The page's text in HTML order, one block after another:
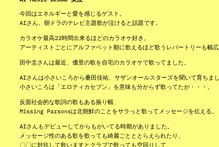
今回はエネルギーと愛を感じるゲスト。
AIさん。朝ドラのテレビ主題歌が泣けると話題です。
カラオケ最高22時間出来るほどのカラオケ好き。
アーティストごとにアルファベット順に歌えるほど歌うレパートリーも幅広
田中圭さんは最近、優里の歌を自宅のカラオケで歌ってました。
AIさんは小さいころから桑田佳祐、サザンオールスターズを聞いて育ちまし
小さいころは「エロティカセブン」を意味も分からず歌ってたが・・・。
反面社会的な歌詞の歌もある振り幅、
Missing Parsonsは北朝鮮のことをサラっと歌ってメッセージを伝える。
AIさんもデビューしてからもがいてる時期がありました。
メッセージ性のある歌を歌っても綺麗ごとととらえられたり、
〇〇に対抗して歌いますとクラブで歌っても空回りして、